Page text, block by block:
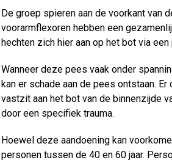
De groep spieren aan de voorkant van
voorarmflexoren hebben een
hechten zich hier aan op het bot via een
Wanneer deze pees vaak onder
kan er schade aan de pees ontstaan.
vastzit aan het bot van de binnenzijde
door een specifiek trauma.
Hoewel deze aandoening kan
personen tussen de 40 en 60 jaar.